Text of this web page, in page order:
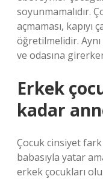
soyunmamalıdır.
açmaması, kapıyı
öğretilmelidir.
ve odasına
Erkek
kadar
Çocuk cinsiyet
babasıyla yatar
erkek çocukları